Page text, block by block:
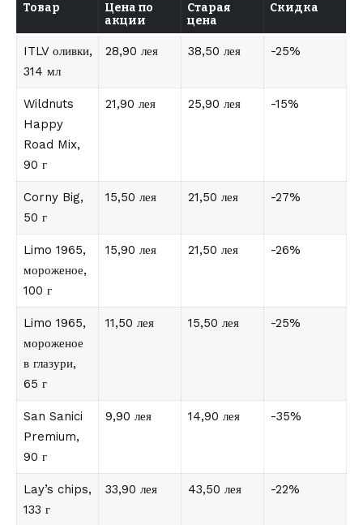
Товар
Цена по
акции
Старая
цена
Скидка
ITLV оливки,
314 мл
28,90 лея 38,50 лея -25%
Wildnuts
Happy
Road Mix,
90 г
21,90 лея 25,90 лея -15%
Corny Big,
50 г
15,50 лея 21,50 лея -27%
Limo 1965,
мороженое,
100 г
15,90 лея 21,50 лея -26%
Limo 1965,
мороженое
в глазури,
65 г
11,50 лея 15,50 лея -25%
San Sanici
Premium,
90 г
9,90 лея 14,90 лея -35%
Lay’s chips,
133 г
33,90 лея 43,50 лея -22%